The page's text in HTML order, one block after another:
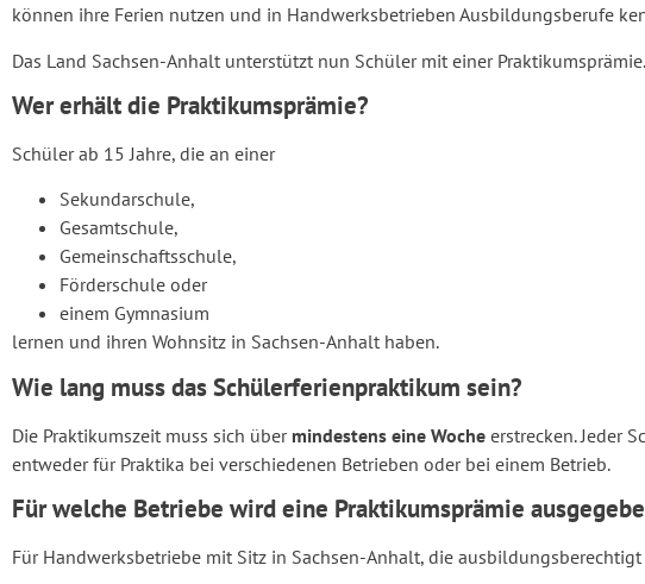
können ihre Ferien nutzen und in Handwerksbetrieben Ausbildungsberufe
Das Land Sachsen-Anhalt unterstützt nun Schüler mit einer
Wer erhält die Praktikumsprämie?
Schüler ab 15 Jahre, die an einer
Sekundarschule,
Gesamtschule,
Gemeinschaftsschule,
Förderschule oder
einem Gymnasium
lernen und ihren Wohnsitz in Sachsen-Anhalt haben.
Wie lang muss das Schülerferienpraktikum sein?
Die Praktikumszeit muss sich über mindestens eine Woche erstrecken. Jeder
entweder für Praktika bei verschiedenen Betrieben oder bei einem Betrieb.
Für welche Betriebe wird eine Praktikumsprämie
Für Handwerksbetriebe mit Sitz in Sachsen-Anhalt, die